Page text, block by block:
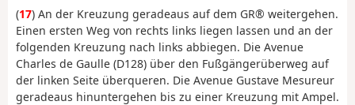
(17) An der Kreuzung geradeaus auf dem GR® weitergehen.
Einen ersten Weg von rechts links liegen lassen und an der
folgenden Kreuzung nach links abbiegen. Die Avenue
Charles de Gaulle (D128) über den Fußgängerüberweg auf
der linken Seite überqueren. Die Avenue Gustave Mesureur
geradeaus hinuntergehen bis zu einer Kreuzung mit Ampel.